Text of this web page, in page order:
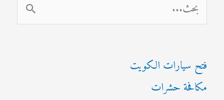
ل
ح
ث
فتح سيارات الكويت
مكافحة حشرات